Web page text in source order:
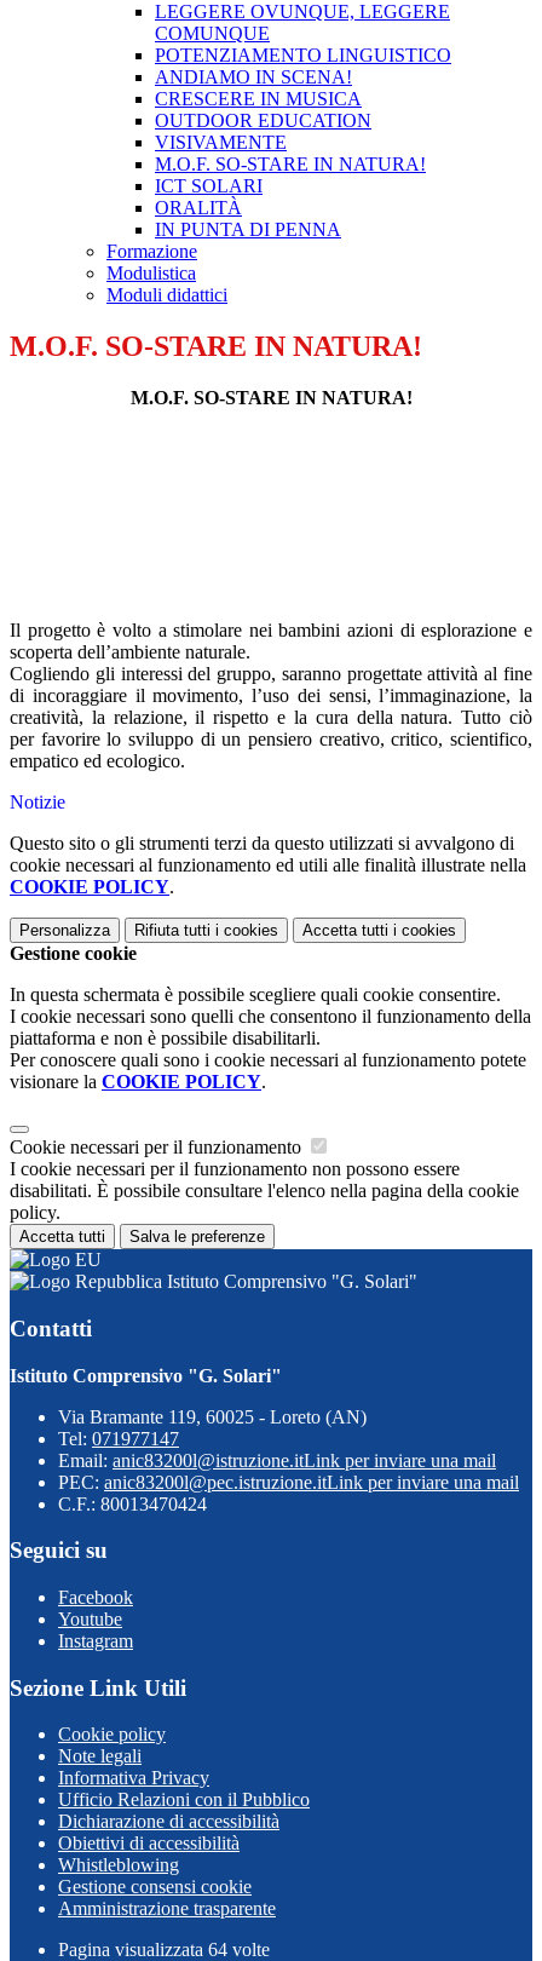
LEGGERE OVUNQUE, LEGGERE
COMUNQUE
POTENZIAMENTO LINGUISTICO
ANDIAMO IN SCENA!
CRESCERE IN MUSICA
OUTDOOR EDUCATION
VISIVAMENTE
M.O.F. SO-STARE IN NATURA!
ICT SOLARI
ORALITÀ
IN PUNTA DI PENNA
Formazione
Modulistica
Moduli didattici
M.O.F. SO-STARE IN NATURA!
M.O.F. SO-STARE IN NATURA!
Il progetto è volto a stimolare nei bambini azioni di esplorazione e
scoperta dell’ambiente naturale.
Cogliendo gli interessi del gruppo, saranno progettate attività al fine
di incoraggiare il movimento, l’uso dei sensi, l’immaginazione, la
creatività, la relazione, il rispetto e la cura della natura. Tutto ciò
per favorire lo sviluppo di un pensiero creativo, critico, scientifico,
empatico ed ecologico.
Notizie
Questo sito o gli strumenti terzi da questo utilizzati si avvalgono di
cookie necessari al funzionamento ed utili alle finalità illustrate nella
COOKIE POLICY.
Personalizza Rifiuta tutti i cookies Accetta tutti i cookies
Gestione cookie
In questa schermata è possibile scegliere quali cookie consentire.
I cookie necessari sono quelli che consentono il funzionamento della
piattaforma e non è possibile disabilitarli.
Per conoscere quali sono i cookie necessari al funzionamento potete
visionare la COOKIE POLICY.
Cookie necessari per il funzionamento
I cookie necessari per il funzionamento non possono essere
disabilitati. È possibile consultare l'elenco nella pagina della cookie
policy.
Accetta tutti Salva le preferenze
Istituto Comprensivo "G. Solari"
Contatti
Istituto Comprensivo "G. Solari"
Via Bramante 119, 60025 - Loreto (AN)
Tel: 071977147
Email: anic83200l@istruzione.itLink per inviare una mail
PEC: anic83200l@pec.istruzione.itLink per inviare una mail
C.F.: 80013470424
Seguici su
Facebook
Youtube
Instagram
Sezione Link Utili
Cookie policy
Note legali
Informativa Privacy
Ufficio Relazioni con il Pubblico
Dichiarazione di accessibilità
Obiettivi di accessibilità
Whistleblowing
Gestione consensi cookie
Amministrazione trasparente
Pagina visualizzata 64 volte